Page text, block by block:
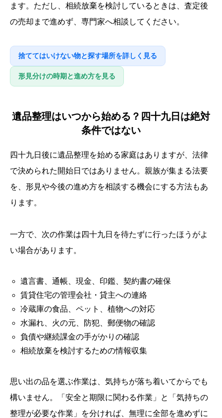
ます。ただし、相続放棄を検討しているときは、査定後
の売却まで進めず、専門家へ相談してください。
捨ててはいけない物と探す場所を詳しく見る
形見分けの時期と進め方を見る
遺品整理はいつから始める？四十九日は絶対
条件ではない
四十九日後に遺品整理を始める家庭はありますが、法律
で決められた開始日ではありません。親族が集まる法要
を、形見や今後の進め方を相談する機会にする方法もあ
ります。
一方で、次の作業は四十九日を待たずに行ったほうがよ
い場合があります。
遺言書、通帳、現金、印鑑、契約書の確保
賃貸住宅の管理会社・貸主への連絡
冷蔵庫の食品、ペット、植物への対応
水漏れ、火の元、防犯、郵便物の確認
負債や継続課金の手がかりの確認
相続放棄を検討するための情報収集
思い出の品を選ぶ作業は、気持ちが落ち着いてからでも
構いません。「安全と期限に関わる作業」と「気持ちの
整理が必要な作業」を分ければ、無理に全部を進めずに